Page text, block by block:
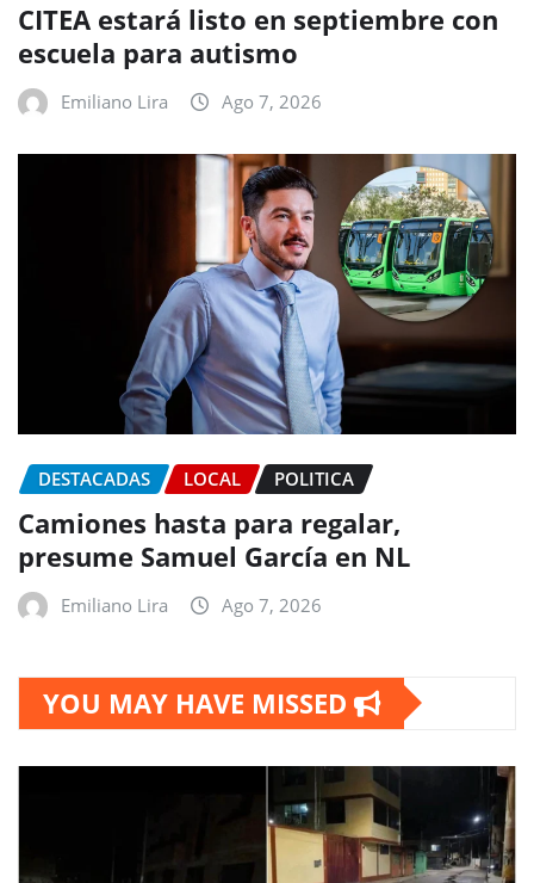
CITEA estará listo en septiembre con
escuela para autismo
Emiliano Lira Ago 7, 2026
DESTACADAS LOCAL POLITICA
Camiones hasta para regalar,
presume Samuel García en NL
Emiliano Lira Ago 7, 2026
YOU MAY HAVE MISSED